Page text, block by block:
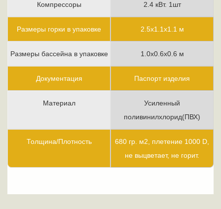
Компрессоры
Размеры горки в упаковке
Размеры бассейна в упаковке
Документация
Материал
Толщина/Плотность
2.4 кВт. 1шт
2.5х1.1х1.1 м
1.0х0.6х0.6 м
Паспорт изделия
Усиленный
поливинилхлорид(ПВХ)
680 гр. м2, плетение 1000 D,
не выцветает, не горит.